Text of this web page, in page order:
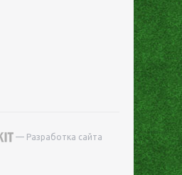
— Разработка сайта